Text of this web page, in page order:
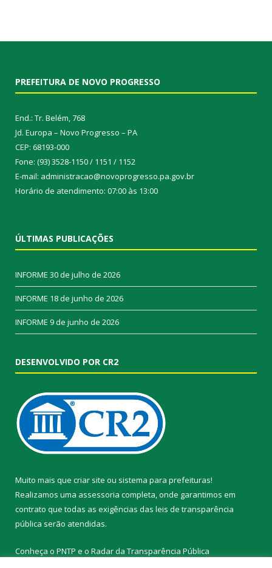
PREFEITURA DE NOVO PROGRESSO
End.: Tr. Belém, 768
Jd. Europa – Novo Progresso – PA
CEP: 68193-000
Fone: (93) 3528-1150 / 1151 / 1152
E-mail: administracao@novoprogresso.pa.gov.br
Horário de atendimento: 07:00 às 13:00
ÚLTIMAS PUBLICAÇÕES
INFORME 30 de julho de 2026
INFORME 18 de junho de 2026
INFORME 9 de junho de 2026
DESENVOLVIDO POR CR2
Muito mais que criar site ou sistema para prefeituras!
Realizamos uma assessoria completa, onde garantimos em
contrato que todas as exigências das leis de transparência
pública serão atendidas.
Conheça o PNTP e o Radar da Transparência Pública